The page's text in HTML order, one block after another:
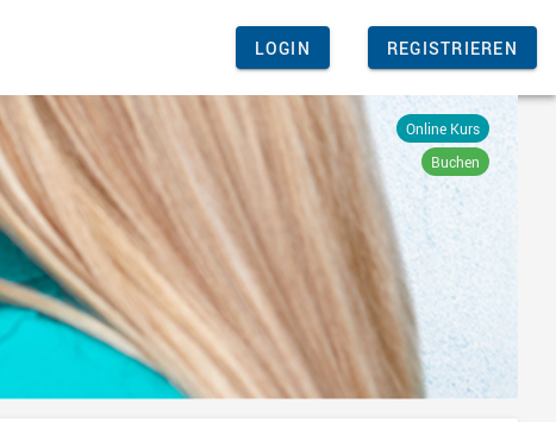
LOGIN REGISTRIEREN
Online Kurs
Buchen